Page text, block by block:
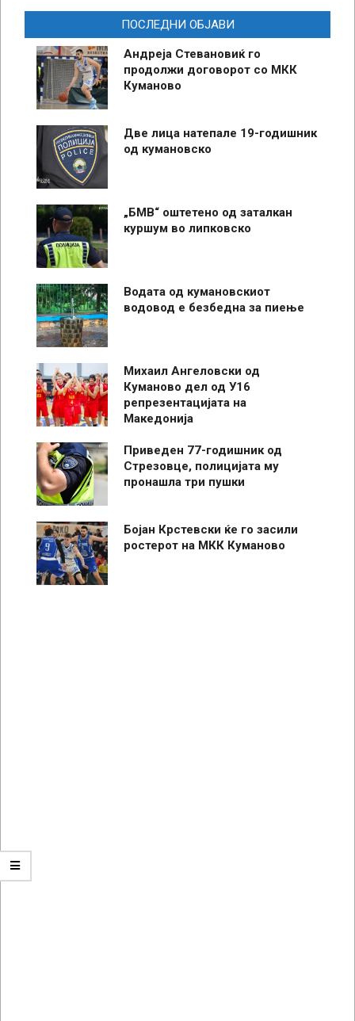
ПОСЛЕДНИ ОБЈАВИ
Андреја Стевановиќ го
продолжи договорот со МКК
Куманово
Две лица натепале 19-годишник
од кумановско
„БМВ“ оштетено од заталкан
куршум во липковско
Водата од кумановскиот
водовод е безбедна за пиење
Михаил Ангеловски од
Куманово дел од У16
репрезентацијата на
Македонија
Приведен 77-годишник од
Стрезовце, полицијата му
пронашла три пушки
Бојан Крстевски ќе го засили
ростерот на МКК Куманово